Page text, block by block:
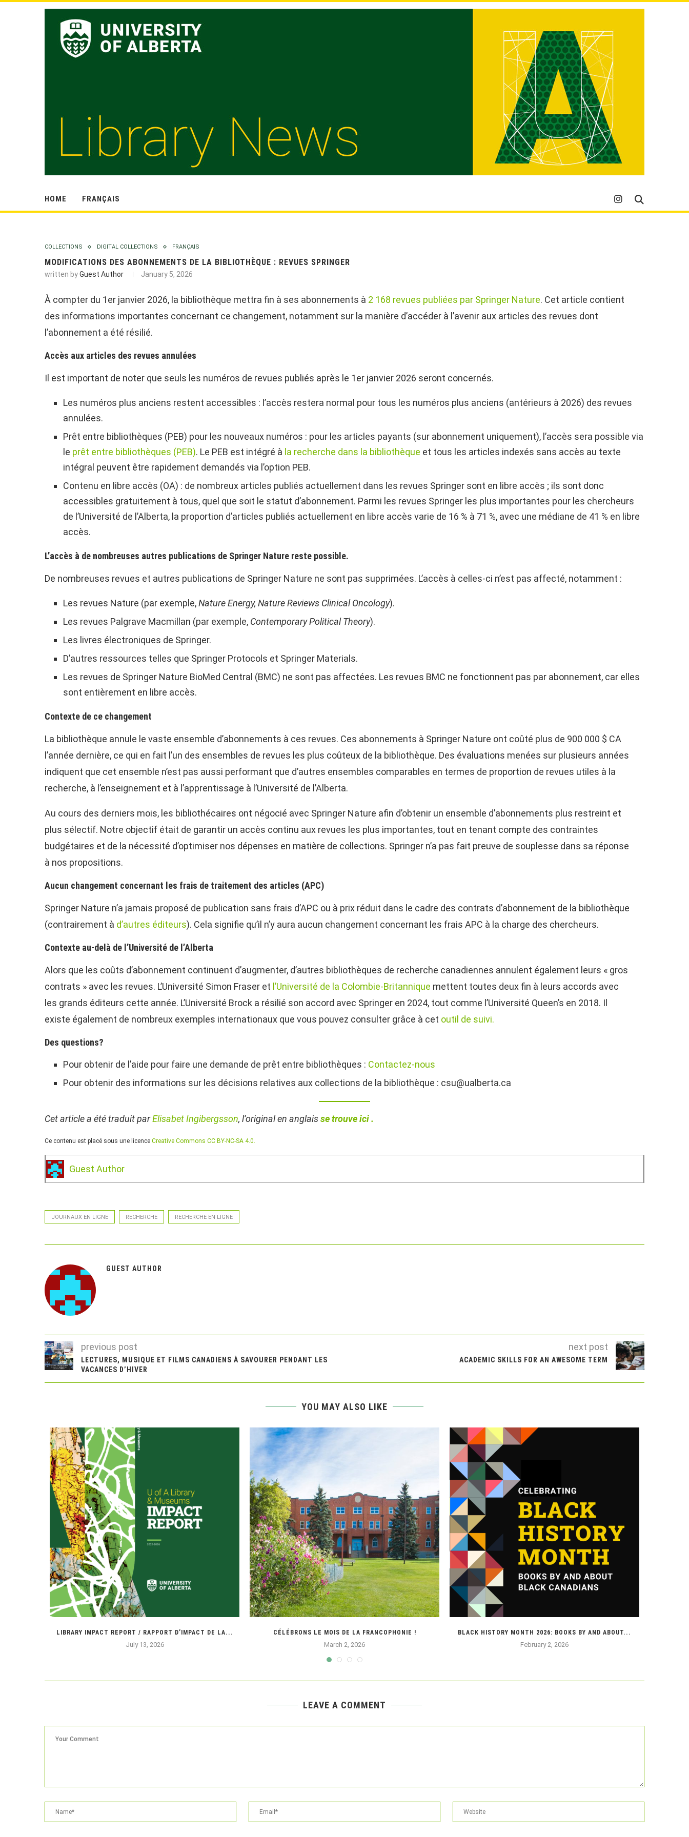
HOME FRANÇAIS
COLLECTIONS DIGITAL COLLECTIONS FRANÇAIS
MODIFICATIONS DES ABONNEMENTS DE LA BIBLIOTHÈQUE : REVUES SPRINGER
written byGuest Author January 5, 2026
À compter du 1er janvier 2026, la bibliothèque mettra fin à ses abonnements à 2 168 revues publiées par Springer Nature. Cet article contient
des informations importantes concernant ce changement, notamment sur la manière d’accéder à l’avenir aux articles des revues dont
l’abonnement a été résilié.
Accès aux articles des revues annulées
Il est important de noter que seuls les numéros de revues publiés après le 1er janvier 2026 seront concernés.
Les numéros plus anciens restent accessibles : l’accès restera normal pour tous les numéros plus anciens (antérieurs à 2026) des revues
annulées.
Prêt entre bibliothèques (PEB) pour les nouveaux numéros : pour les articles payants (sur abonnement uniquement), l’accès sera possible via
le prêt entre bibliothèques (PEB). Le PEB est intégré à la recherche dans la bibliothèque et tous les articles indexés sans accès au texte
intégral peuvent être rapidement demandés via l’option PEB.
Contenu en libre accès (OA) : de nombreux articles publiés actuellement dans les revues Springer sont en libre accès ; ils sont donc
accessibles gratuitement à tous, quel que soit le statut d’abonnement. Parmi les revues Springer les plus importantes pour les chercheurs
de l’Université de l’Alberta, la proportion d’articles publiés actuellement en libre accès varie de 16 % à 71 %, avec une médiane de 41 % en libre
accès.
L’accès à de nombreuses autres publications de Springer Nature reste possible.
De nombreuses revues et autres publications de Springer Nature ne sont pas supprimées. L’accès à celles-ci n’est pas affecté, notamment :
Les revues Nature (par exemple,Nature Energy, Nature Reviews Clinical Oncology).
Les revues Palgrave Macmillan (par exemple, Contemporary Political Theory).
Les livres électroniques de Springer.
D’autres ressources telles que Springer Protocols et Springer Materials.
Les revues de Springer Nature BioMed Central (BMC) ne sont pas affectées. Les revues BMC ne fonctionnent pas par abonnement, car elles
sont entièrement en libre accès.
Contexte de ce changement
La bibliothèque annule le vaste ensemble d’abonnements à ces revues. Ces abonnements à Springer Nature ont coûté plus de 900 000 $ CA
l’année dernière, ce qui en fait l’un des ensembles de revues les plus coûteux de la bibliothèque. Des évaluations menées sur plusieurs années
indiquent que cet ensemble n’est pas aussi performant que d’autres ensembles comparables en termes de proportion de revues utiles à la
recherche, à l’enseignement et à l’apprentissage à l’Université de l’Alberta.
Au cours des derniers mois, les bibliothécaires ont négocié avec Springer Nature afin d’obtenir un ensemble d’abonnements plus restreint et
plus sélectif. Notre objectif était de garantir un accès continu aux revues les plus importantes, tout en tenant compte des contraintes
budgétaires et de la nécessité d’optimiser nos dépenses en matière de collections. Springer n’a pas fait preuve de souplesse dans sa réponse
à nos propositions.
Aucun changement concernant les frais de traitement des articles (APC)
Springer Nature n’a jamais proposé de publication sans frais d’APC ou à prix réduit dans le cadre des contrats d’abonnement de la bibliothèque
(contrairement à d’autres éditeurs). Cela signifie qu’il n’y aura aucun changement concernant les frais APC à la charge des chercheurs.
Contexte au-delà de l’Université de l’Alberta
Alors que les coûts d’abonnement continuent d’augmenter, d’autres bibliothèques de recherche canadiennes annulent également leurs « gros
contrats » avec les revues. L’Université Simon Fraser et l’Université de la Colombie-Britannique mettent toutes deux fin à leurs accords avec
les grands éditeurs cette année. L’Université Brock a résilié son accord avec Springer en 2024, tout comme l’Université Queen’s en 2018. Il
existe également de nombreux exemples internationaux que vous pouvez consulter grâce à cet outil de suivi.
Des questions?
Pour obtenir de l’aide pour faire une demande de prêt entre bibliothèques : Contactez-nous
Pour obtenir des informations sur les décisions relatives aux collections de la bibliothèque : csu@ualberta.ca
Cet article a été traduit parElisabet Ingibergsson, l’original en anglaisse trouve ici .
Ce contenu est placé sous une licence Creative Commons CC BY-NC-SA 4.0.
Guest Author
JOURNAUX EN LIGNE RECHERCHE RECHERCHE EN LIGNE
GUEST AUTHOR
previous post
LECTURES, MUSIQUE ET FILMS CANADIENS À SAVOURER PENDANT LES
VACANCES D’HIVER
next post
ACADEMIC SKILLS FOR AN AWESOME TERM
YOU MAY ALSO LIKE
LIBRARY IMPACT REPORT / RAPPORT D’IMPACT DE LA...
July 13, 2026
CÉLÉBRONS LE MOIS DE LA FRANCOPHONIE !
March 2, 2026
BLACK HISTORY MONTH 2026: BOOKS BY AND ABOUT...
February 2, 2026
LEAVE A COMMENT